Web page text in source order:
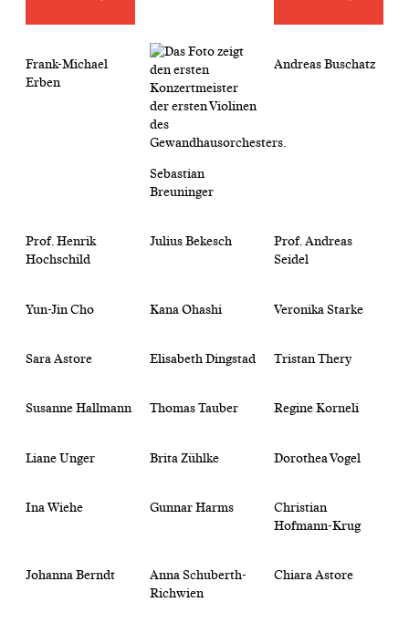
Frank-Michael
Erben
Sebastian
Breuninger
Andreas Buschatz
Prof. Henrik
Hochschild
Julius Bekesch
Prof. Andreas
Seidel
Yun-Jin Cho Kana Ohashi Veronika Starke
Sara Astore Elisabeth Dingstad Tristan Thery
Susanne Hallmann Thomas Tauber Regine Korneli
Liane Unger Brita Zühlke Dorothea Vogel
Ina Wiehe Gunnar Harms
Christian
Hofmann-Krug
Johanna Berndt
Anna Schuberth-
Richwien
Chiara Astore